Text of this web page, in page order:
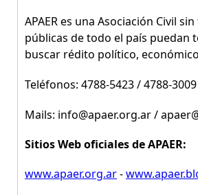
APAER es una Asociación Civil
públicas de todo el país puedan
buscar rédito político,
Teléfonos: 4788-5423 / 4788-
Mails: info@apaer.org.ar /
Sitios Web oficiales de APAER:
www.apaer.org.ar-